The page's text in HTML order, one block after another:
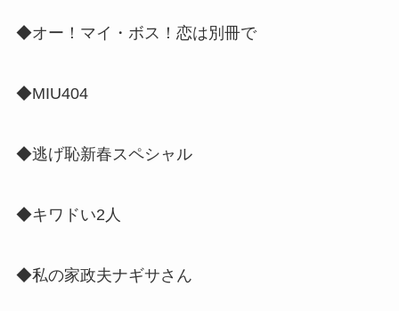
◆オー！マイ・ボス！恋は別冊で
◆MIU404
◆逃げ恥新春スペシャル
◆キワドい2人
◆私の家政夫ナギサさん